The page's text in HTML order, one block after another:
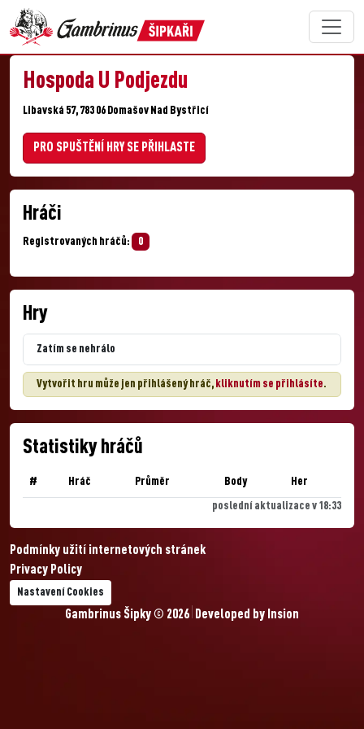
Hospoda U Podjezdu
Libavská 57, 783 06 Domašov Nad Bystřicí
PRO SPUŠTĚNÍ HRY SE PŘIHLASTE
Hráči
Registrovaných hráčů: 0
Hry
Zatím se nehrálo
Vytvořit hru může jen přihlášený hráč, kliknutím se přihlásíte.
Statistiky hráčů
# Hráč Průměr Body Her
poslední aktualizace v 18:33
Podmínky užití internetových stránek
Privacy Policy
Nastavení Cookies
Gambrinus Šipky © 2026 Developed by Insion